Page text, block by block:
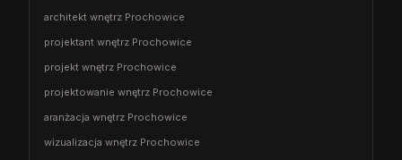
architekt wnętrz Prochowice
projektant wnętrz Prochowice
projekt wnętrz Prochowice
projektowanie wnętrz Prochowice
aranżacja wnętrz Prochowice
wizualizacja wnętrz Prochowice